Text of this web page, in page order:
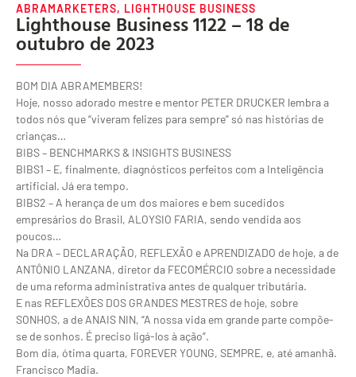
ABRAMARKETERS, LIGHTHOUSE BUSINESS
Lighthouse Business 1122 – 18 de
outubro de 2023
BOM DIA ABRAMEMBERS!
Hoje, nosso adorado mestre e mentor PETER DRUCKER lembra a
todos nós que “viveram felizes para sempre” só nas histórias de
crianças…
BIBS – BENCHMARKS & INSIGHTS BUSINESS
BIBS1 – E, finalmente, diagnósticos perfeitos com a Inteligência
artificial. Já era tempo.
BIBS2 – A herança de um dos maiores e bem sucedidos
empresários do Brasil, ALOYSIO FARIA, sendo vendida aos
poucos…
Na DRA – DECLARAÇÃO, REFLEXÃO e APRENDIZADO de hoje, a de
ANTÔNIO LANZANA, diretor da FECOMÉRCIO sobre a necessidade
de uma reforma administrativa antes de qualquer tributária.
E nas REFLEXÕES DOS GRANDES MESTRES de hoje, sobre
SONHOS, a de ANAIS NIN, “A nossa vida em grande parte compõe-
se de sonhos. É preciso ligá-los à ação”.
Bom dia, ótima quarta, FOREVER YOUNG, SEMPRE, e, até amanhã.
Francisco Madia.